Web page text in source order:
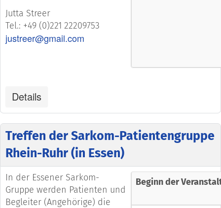
Jutta Streer
Tel.: +49 (0)221 22209753
justreer@gmail.com
Details
Treffen der Sarkom-Patientengruppe
Rhein-Ruhr (in Essen)
In der Essener Sarkom-
Gruppe werden Patienten und
Begleiter (Angehörige) die
Beginn der